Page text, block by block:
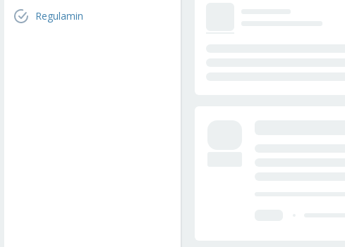
Regulamin